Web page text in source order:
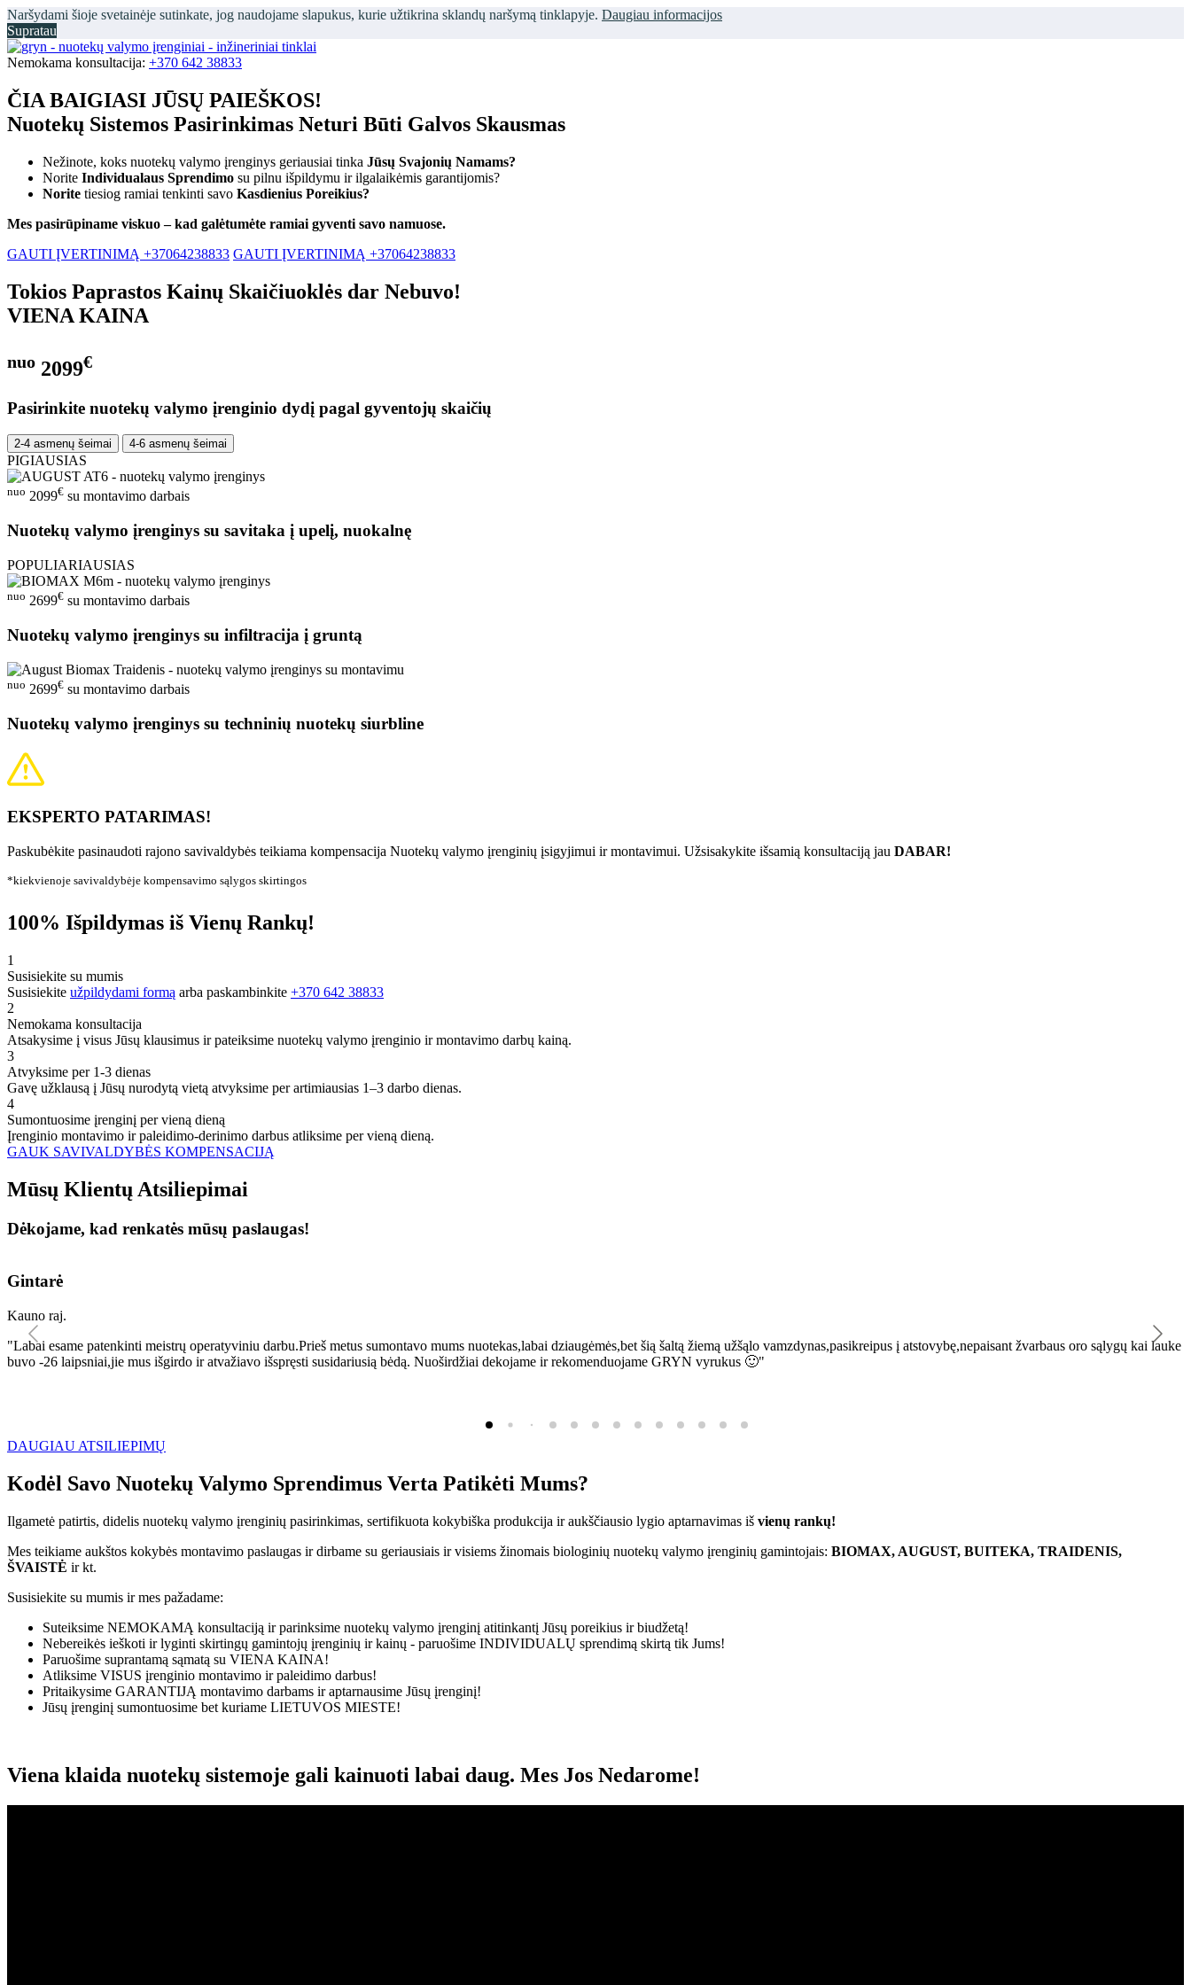
Naršydami šioje svetainėje sutinkate, jog naudojame slapukus, kurie užtikrina sklandų naršymą tinklapyje. Daugiau informacijos
Supratau
Nemokama konsultacija: +370 642 38833
ČIA BAIGIASI JŪSŲ PAIEŠKOS!
Nuotekų Sistemos Pasirinkimas Neturi Būti Galvos Skausmas
Nežinote, koks nuotekų valymo įrenginys geriausiai tinka Jūsų Svajonių Namams?
Norite Individualaus Sprendimo su pilnu išpildymu ir ilgalaikėmis garantijomis?
Norite tiesiog ramiai tenkinti savo Kasdienius Poreikius?
Mes pasirūpiname viskuo – kad galėtumėte ramiai gyventi savo namuose.
GAUTI ĮVERTINIMĄ +37064238833 GAUTI ĮVERTINIMĄ +37064238833
Tokios Paprastos Kainų Skaičiuoklės dar Nebuvo!
VIENA KAINA
nuo 2099€
Pasirinkite nuotekų valymo įrenginio dydį pagal gyventojų skaičių
2-4 asmenų šeimai 4-6 asmenų šeimai
PIGIAUSIAS
nuo 2099€ su montavimo darbais
Nuotekų valymo įrenginys su savitaka į upelį, nuokalnę
POPULIARIAUSIAS
nuo 2699€ su montavimo darbais
Nuotekų valymo įrenginys su infiltracija į gruntą
nuo 2699€ su montavimo darbais
Nuotekų valymo įrenginys su techninių nuotekų siurbline
EKSPERTO PATARIMAS!
Paskubėkite pasinaudoti rajono savivaldybės teikiama kompensacija Nuotekų valymo įrenginių įsigyjimui ir montavimui. Užsisakykite išsamią konsultaciją jau DABAR!
*kiekvienoje savivaldybėje kompensavimo sąlygos skirtingos
100% Išpildymas iš Vienų Rankų!
1
Susisiekite su mumis
Susisiekite užpildydami formą arba paskambinkite +370 642 38833
2
Nemokama konsultacija
Atsakysime į visus Jūsų klausimus ir pateiksime nuotekų valymo įrenginio ir montavimo darbų kainą.
3
Atvyksime per 1-3 dienas
Gavę užklausą į Jūsų nurodytą vietą atvyksime per artimiausias 1–3 darbo dienas.
4
Sumontuosime įrenginį per vieną dieną
Įrenginio montavimo ir paleidimo-derinimo darbus atliksime per vieną dieną.
GAUK SAVIVALDYBĖS KOMPENSACIJĄ
Mūsų Klientų Atsiliepimai
Dėkojame, kad renkatės mūsų paslaugas!
Gintarė
Kauno raj.
"Labai esame patenkinti meistrų operatyviniu darbu.Prieš metus sumontavo mums nuotekas,labai dziaugėmės,bet šią šaltą žiemą užšąlo vamzdynas,pasikreipus į atstovybę,nepaisant žvarbaus oro sąlygų kai lauke
buvo -26 laipsniai,jie mus išgirdo ir atvažiavo išspręsti susidariusią bėdą. Nuoširdžiai dekojame ir rekomenduojame GRYN vyrukus 🙂"
DAUGIAU ATSILIEPIMŲ
Kodėl Savo Nuotekų Valymo Sprendimus Verta Patikėti Mums?
Ilgametė patirtis, didelis nuotekų valymo įrenginių pasirinkimas, sertifikuota kokybiška produkcija ir aukščiausio lygio aptarnavimas iš vienų rankų!
Mes teikiame aukštos kokybės montavimo paslaugas ir dirbame su geriausiais ir visiems žinomais biologinių nuotekų valymo įrenginių gamintojais: BIOMAX, AUGUST, BUITEKA, TRAIDENIS,
ŠVAISTĖ ir kt.
Susisiekite su mumis ir mes pažadame:
Suteiksime NEMOKAMĄ konsultaciją ir parinksime nuotekų valymo įrenginį atitinkantį Jūsų poreikius ir biudžetą!
Nebereikės ieškoti ir lyginti skirtingų gamintojų įrenginių ir kainų - paruošime INDIVIDUALŲ sprendimą skirtą tik Jums!
Paruošime suprantamą sąmatą su VIENA KAINA!
Atliksime VISUS įrenginio montavimo ir paleidimo darbus!
Pritaikysime GARANTIJĄ montavimo darbams ir aptarnausime Jūsų įrenginį!
Jūsų įrenginį sumontuosime bet kuriame LIETUVOS MIESTE!
Viena klaida nuotekų sistemoje gali kainuoti labai daug. Mes Jos Nedarome!